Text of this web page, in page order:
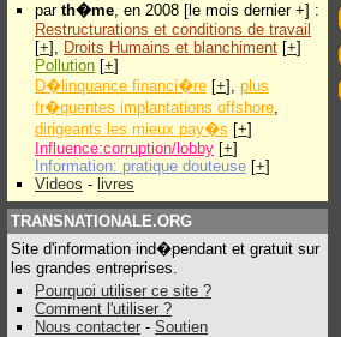
par th�me, en 2008 [le mois dernier +] :
Restructurations et conditions de travail
[+], Droits Humains et blanchiment [+]
Pollution [+]
D�linquance financi�re [+], plus
fr�quentes implantations offshore,
dirigeants les mieux pay�s [+]
Influence:corruption/lobby [+]
Information: pratique douteuse [+]
Videos - livres
TRANSNATIONALE.ORG
Site d'information ind�pendant et gratuit sur
les grandes entreprises.
Pourquoi utiliser ce site ?
Comment l'utiliser ?
Nous contacter - Soutien